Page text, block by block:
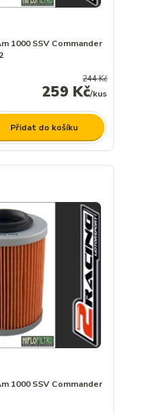
1000 SSV Commander
244 Kč
259 Kč/kus
Přidat do košíku
1000 SSV Commander